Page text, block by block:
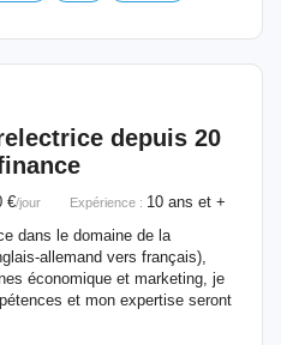
depuis 20
€/jour Expérience : 10 ans et +
dans le domaine de la
allemand vers français),
économique et marketing, je
et mon expertise seront